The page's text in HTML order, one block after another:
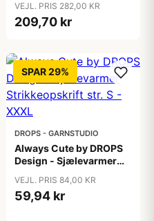
XXXL
VEJL. PRIS 282,00 KR
209,70 kr
SPAR 29%
DROPS - GARNSTUDIO
Always Cute by DROPS
Design - Sjælevarmer
XXXL
VEJL. PRIS 84,00 KR
59,94 kr